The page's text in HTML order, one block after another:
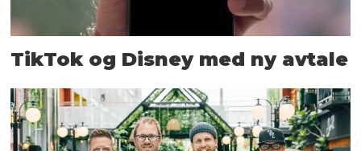
TikTok og Disney med ny avtale